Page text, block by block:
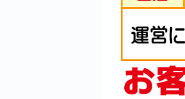
ハー